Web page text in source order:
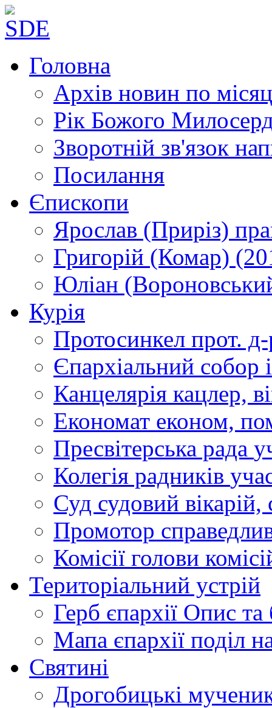
Головна
Архів новин по
Рік Божого
Зворотній зв'язок
Посилання
Єпископи
Ярослав (Приріз)
Григорій (Комар)
Юліан
Курія
Протосинкел прот.
Єпархіальний собор
Канцелярія кацлер,
Економат економ,
Пресвітерська рада
Колегія радників
Суд судовий вікарій,
Промотор
Комісії голови
Територіальний устрій
Герб єпархії Опис та
Мапа єпархії поділ
Святині
Дрогобицькі